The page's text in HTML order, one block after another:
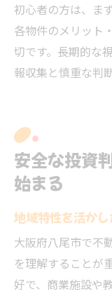
初心者の方は、ま
各物件のメリット
切です。長期的な
報収集と慎重な判
安全な投資
始まる
地域特性を活か
大阪府八尾市で不
を理解することが
好で、商業施設や